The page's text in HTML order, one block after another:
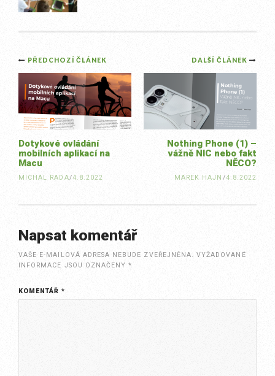
Post
navigation
DALŠÍ ČLÁNEK
Nothing Phone (1) –
vážně NIC nebo fakt
NĚCO?
MAREK HAJN /4.8.2022
PŘEDCHOZÍ ČLÁNEK
Dotykové ovládání
mobilních aplikací na
Macu
MICHAL RADA/4.8.2022
Napsat komentář
VAŠE E-MAILOVÁ ADRESA NEBUDE ZVEŘEJNĚNA. VYŽADOVANÉ
INFORMACE JSOU OZNAČENY*
KOMENTÁŘ*